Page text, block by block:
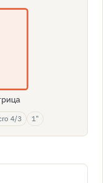
4/3 1"